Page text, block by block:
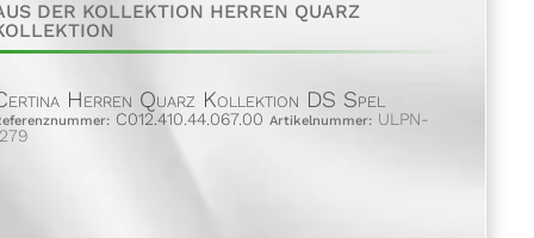
DER KOLLEKTION HERREN QUARZ
Herren Quarz Kollektion DS Spel
C012.410.44.067.00 Artikelnummer:ULPN-